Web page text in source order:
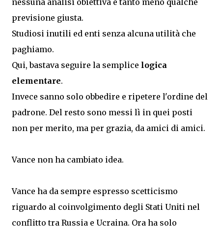
nessuna analisi obiettiva e tanto meno qualche
previsione giusta.
Studiosi inutili ed enti senza alcuna utilità che
paghiamo.
Qui, bastava seguire la semplice logica
elementare.
Invece sanno solo obbedire e ripetere l'ordine del
padrone. Del resto sono messi lì in quei posti
non per merito, ma per grazia, da amici di amici.
Vance non ha cambiato idea.
Vance ha da sempre espresso scetticismo
riguardo al coinvolgimento degli Stati Uniti nel
conflitto tra Russia e Ucraina. Ora ha solo